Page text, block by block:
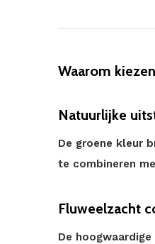
Waarom
Natuurlijke
De groene kleur
te combineren
Fluweelzacht
De